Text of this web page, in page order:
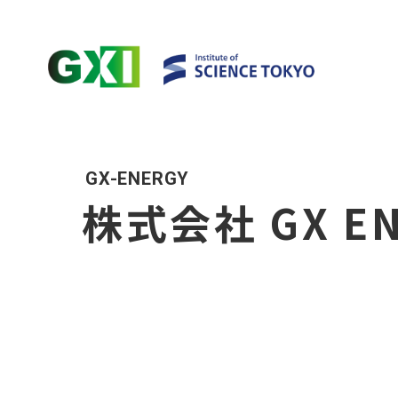
GX-ENERGY
株式会社 GX